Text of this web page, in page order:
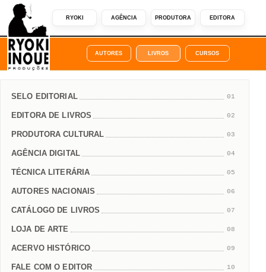
RYOKI AGÊNCIA PRODUTORA EDITORA
AUTORES LIVROS CURSOS
SELO EDITORIAL 01
EDITORA DE LIVROS 02
PRODUTORA CULTURAL 03
AGÊNCIA DIGITAL 04
TÉCNICA LITERÁRIA 05
AUTORES NACIONAIS 06
CATÁLOGO DE LIVROS 07
LOJA DE ARTE 08
ACERVO HISTÓRICO 09
FALE COM O EDITOR 10